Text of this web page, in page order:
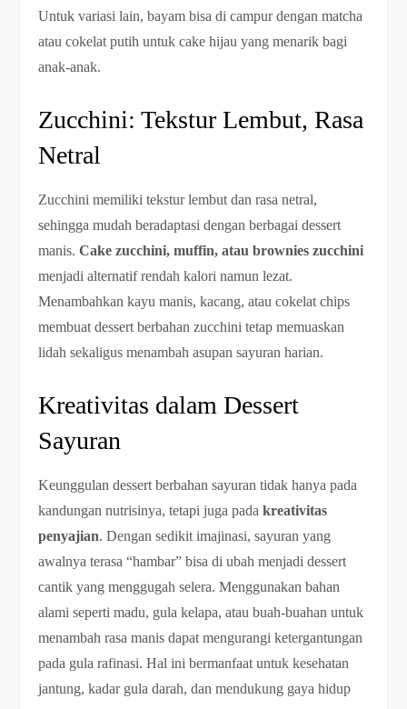
Untuk variasi lain, bayam bisa di campur dengan matcha
atau cokelat putih untuk cake hijau yang menarik bagi
anak-anak.
Zucchini: Tekstur Lembut, Rasa
Netral
Zucchini memiliki tekstur lembut dan rasa netral,
sehingga mudah beradaptasi dengan berbagai dessert
manis.Cake zucchini, muffin, atau brownies zucchini
menjadi alternatif rendah kalori namun lezat.
Menambahkan kayu manis, kacang, atau cokelat chips
membuat dessert berbahan zucchini tetap memuaskan
lidah sekaligus menambah asupan sayuran harian.
Kreativitas dalam Dessert
Sayuran
Keunggulan dessert berbahan sayuran tidak hanya pada
kandungan nutrisinya, tetapi juga padakreativitas
penyajian. Dengan sedikit imajinasi, sayuran yang
awalnya terasa “hambar” bisa di ubah menjadi dessert
cantik yang menggugah selera. Menggunakan bahan
alami seperti madu, gula kelapa, atau buah-buahan untuk
menambah rasa manis dapat mengurangi ketergantungan
pada gula rafinasi. Hal ini bermanfaat untuk kesehatan
jantung, kadar gula darah, dan mendukung gaya hidup